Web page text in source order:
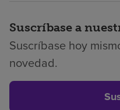
Suscríbase a
Suscríbase hoy
novedad.